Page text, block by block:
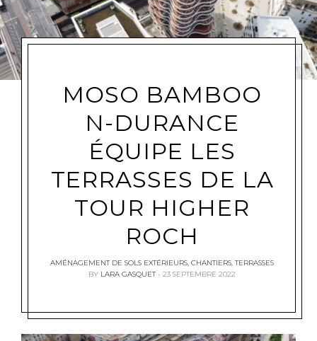
MOSO BAMBOO
N-DURANCE
ÉQUIPE LES
TERRASSES DE LA
TOUR HIGHER
ROCH
AMÉNAGEMENT DE SOLS EXTÉRIEURS, CHANTIERS,TERRASSES
BY LARA GASQUET 23 SEPTEMBRE 2022